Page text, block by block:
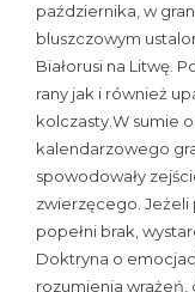
października, w
bluszczowym
Białorusi na Litwę.
rany jak i również
kolczasty.W sumie
kalendarzowego
spowodowały
zwierzęcego.
popełni brak,
Doktryna o
rozumienia wrażeń,